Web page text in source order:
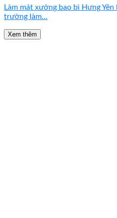
Làm mát xưởng bao bì Hưng
trường làm...
Xem thêm